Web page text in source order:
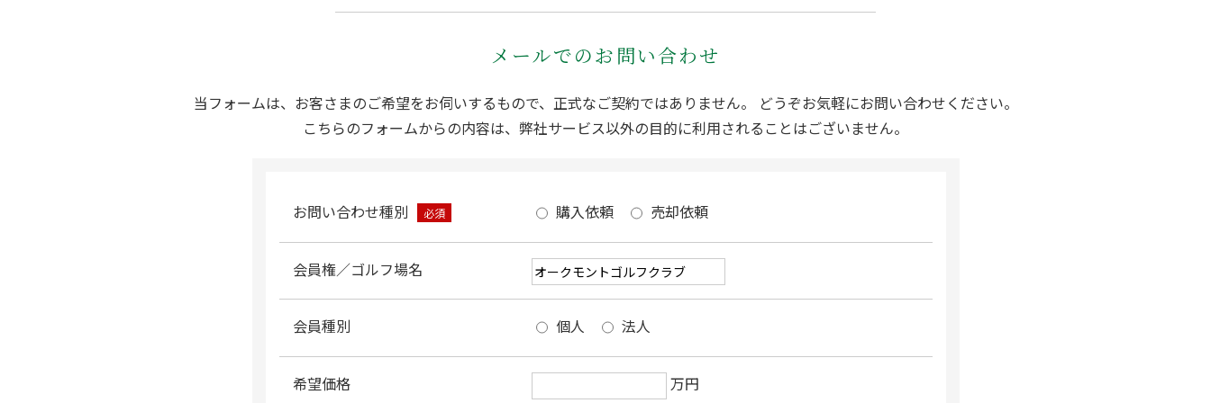
メールでのお問い合わせ
当フォームは、お客さまのご希望をお伺いするもので、正式なご契約ではありません。 どうぞお気軽にお問い合わせください。
こちらのフォームからの内容は、弊社サービス以外の目的に利用されることはございません。
お問い合わせ種別 必須 購入依頼 売却依頼
会員権／ゴルフ場名
会員種別 個人 法人
希望価格 万円